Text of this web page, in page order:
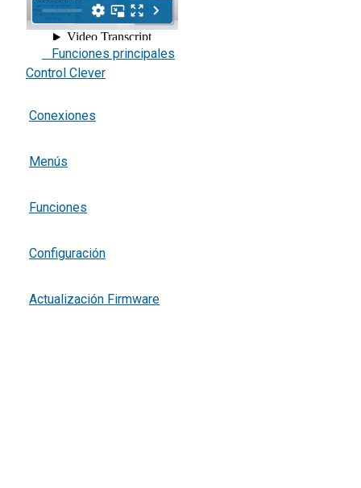
Funciones principales
Control Clever
Conexiones
Menús
Funciones
Configuración
Actualización Firmware